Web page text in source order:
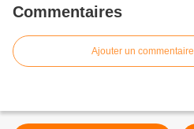
Commentaires
Ajouter un commentaire